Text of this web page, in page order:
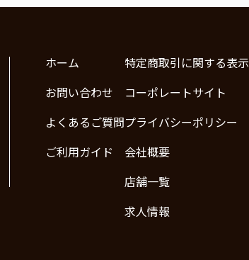
ホーム
お問い合わせ
よくあるご質問
ご利用ガイド
特定商取引に関する表示
コーポレートサイト
プライバシーポリシー
会社概要
店舗一覧
求人情報